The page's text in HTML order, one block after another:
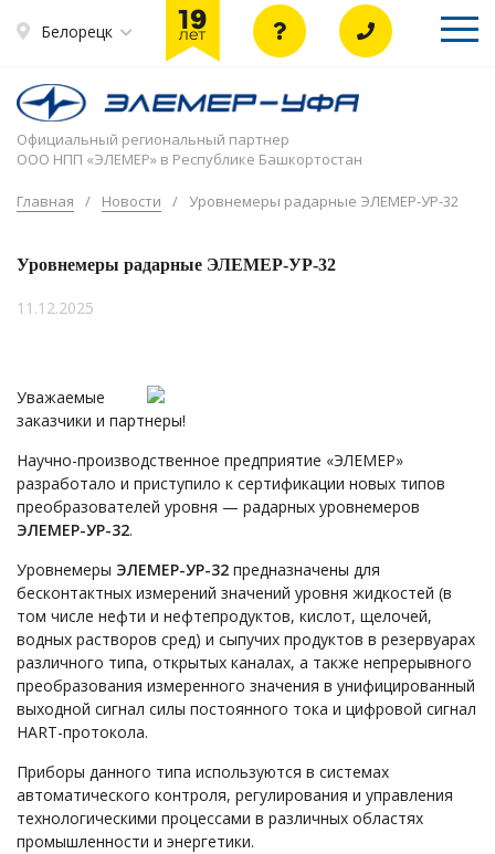
Белорецк
Официальный региональный партнер
ООО НПП «ЭЛЕМЕР» в Республике Башкортостан
Главная / Новости / Уровнемеры радарные ЭЛЕМЕР-УР-32
Уровнемеры радарные ЭЛЕМЕР-УР-32
11.12.2025
Уважаемые
заказчики и партнеры!
Научно-производственное предприятие «ЭЛЕМЕР»
разработало и приступило к сертификации новых типов
преобразователей уровня — радарных уровнемеров
ЭЛЕМЕР-УР-32.
Уровнемеры ЭЛЕМЕР-УР-32 предназначены для
бесконтактных измерений значений уровня жидкостей (в
том числе нефти и нефтепродуктов, кислот, щелочей,
водных растворов сред) и сыпучих продуктов в резервуарах
различного типа, открытых каналах, а также непрерывного
преобразования измеренного значения в унифицированный
выходной сигнал силы постоянного тока и цифровой сигнал
HART-протокола.
Приборы данного типа используются в системах
автоматического контроля, регулирования и управления
технологическими процессами в различных областях
промышленности и энергетики.